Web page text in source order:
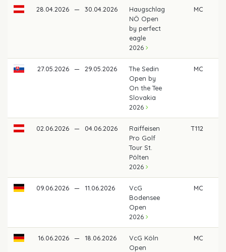
28.04.2026 — 30.04.2026
Haugschlag
NÖ Open
by perfect
eagle
2026
MC
27.05.2026 — 29.05.2026
The Sedin
Open by
On the Tee
Slovakia
2026
MC
02.06.2026 — 04.06.2026
Raiffeisen
Pro Golf
Tour St.
Pölten
2026
T112
09.06.2026 — 11.06.2026
VcG
Bodensee
Open
2026
MC
16.06.2026 — 18.06.2026
VcG Köln
Open
MC